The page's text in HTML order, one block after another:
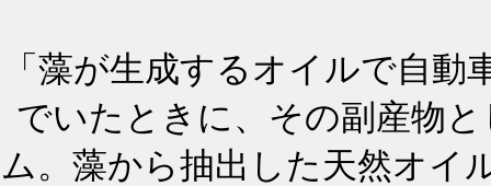
「藻が生成するオイルで自
でいたときに、その副産物
ム。藻から抽出した天然オイ